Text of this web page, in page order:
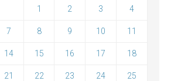
1 2 3 4
7 8 9 10 11
14 15 16 17 18
21 22 23 24 25